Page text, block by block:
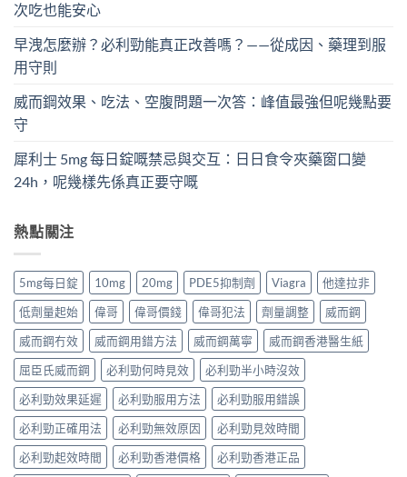
次吃也能安心
早洩怎麼辦？必利勁能真正改善嗎？——從成因、藥理到服
用守則
威而鋼效果、吃法、空腹問題一次答：峰值最強但呢幾點要
守
犀利士 5mg 每日錠嘅禁忌與交互：日日食令夾藥窗口變
24h，呢幾樣先係真正要守嘅
熱點關注
5mg每日錠 10mg 20mg PDE5抑制劑 Viagra
他達拉非
低劑量起始
偉哥 偉哥價錢 偉哥犯法 劑量調整
威而鋼
威而鋼冇效
威而鋼用錯方法 威而鋼萬寧
威而鋼香港醫生紙
屈臣氏威而鋼
必利勁何時見效
必利勁半小時沒效
必利勁效果延遲
必利勁服用方法
必利勁服用錯誤
必利勁正確用法
必利勁無效原因
必利勁見效時間
必利勁起效時間
必利勁香港價格 必利勁香港正品